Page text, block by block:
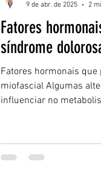
Fatores
síndrome
Fatores hormonais
miofascial Algumas
influenciar no
9 de abr. de 2025
2